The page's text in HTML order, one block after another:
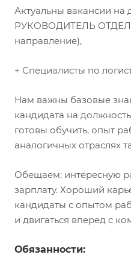
Актуальны вакансии на
РУКОВОДИТЕЛЬ
направление),
+ Специалисты по
Нам важны базовые
кандидата на
готовы обучить, опыт
аналогичных отраслях
Обещаем: интересную
зарплату. Хороший
кандидаты с опытом
и двигаться вперед с
Обязанности: